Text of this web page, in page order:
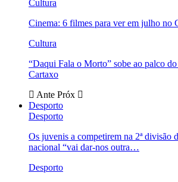
Cultura
Cinema: 6 filmes para ver em julho no
Cultura
“Daqui Fala o Morto” sobe ao palco
Cartaxo
Ante Próx
Desporto
Desporto
Os juvenis a competirem na 2ª divisão
nacional “vai dar-nos outra…
Desporto